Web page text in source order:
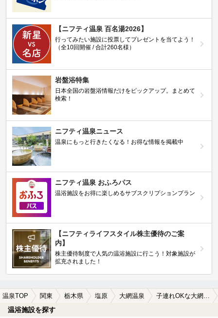
【ニフティ温泉 百名湯2026】
行ってみたい施設に投票してプレゼントを当てよう！
（全10回開催 / 合計260名様）
岩盤浴特集
日本全国の岩盤浴情報だけをピックアップ。まとめて
検索！
ニフティ温泉ニュース
温泉にもっと行きたくなる！お得な情報を掲載中
ニフティ温泉 おふろパス
温浴施設をお得に楽しめるサブスクリプションプラン
【ニフティライフスタイル株主優待のご案
内】
株主優待制度で人気の温浴施設に行こう！対象施設が
拡充されました！
温泉TOP 関東 栃木県 塩原 大網温泉
温浴施設を探す